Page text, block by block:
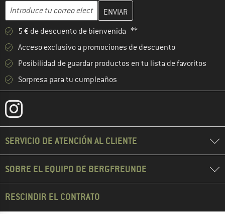
Dirección de correo electrónico
Introduce aquí tu dirección de correo electrónico y crea tu
5 € de descuento de bienvenida **
Acceso exclusivo a promociones de descuento
Posibilidad de guardar productos en tu lista de favoritos
Sorpresa para tu cumpleaños
SERVICIO DE ATENCIÓN AL CLIENTE
SOBRE EL EQUIPO DE BERGFREUNDE
RESCINDIR EL CONTRATO